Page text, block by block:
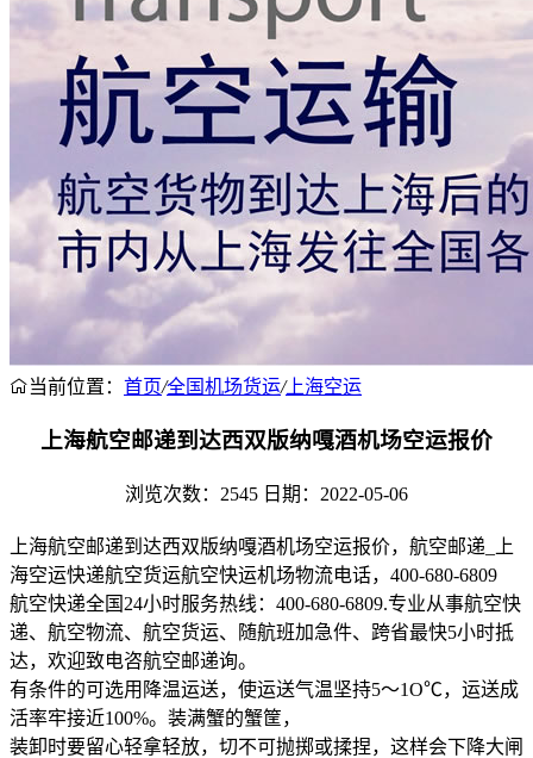
当前位置： 首页/全国机场货运/上海空运
上海航空邮递到达西双版纳嘎酒机场空运报价
浏览次数：2545 日期：2022-05-06
上海航空邮递到达西双版纳嘎酒机场空运报价，航空邮递_上
海空运快递航空货运航空快运机场物流电话，400-680-6809
航空快递全国24小时服务热线：400-680-6809.专业从事航空快
递、航空物流、航空货运、随航班加急件、跨省最快5小时抵
达，欢迎致电咨航空邮递询。
有条件的可选用降温运送，使运送气温坚持5～1O℃，运送成
活率牢接近100%。装满蟹的蟹筐，
装卸时要留心轻拿轻放，切不可抛掷或揉捏，这样会下降大闸